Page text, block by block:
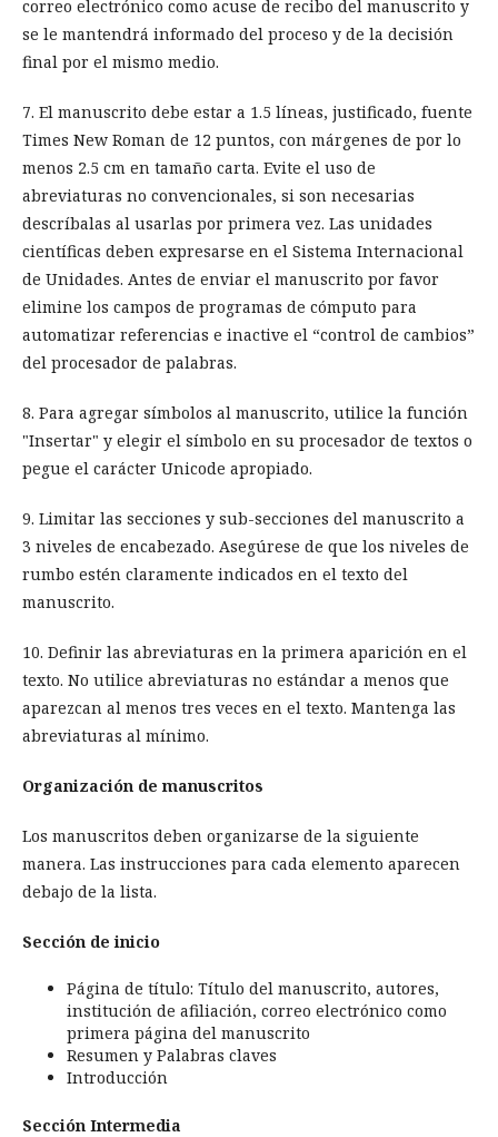
correo electrónico como acuse de recibo del manuscrito y
se le mantendrá informado del proceso y de la decisión
final por el mismo medio.
7. El manuscrito debe estar a 1.5 líneas, justificado, fuente
Times New Roman de 12 puntos, con márgenes de por lo
menos 2.5 cm en tamaño carta. Evite el uso de
abreviaturas no convencionales, si son necesarias
descríbalas al usarlas por primera vez. Las unidades
científicas deben expresarse en el Sistema Internacional
de Unidades. Antes de enviar el manuscrito por favor
elimine los campos de programas de cómputo para
automatizar referencias e inactive el “control de cambios”
del procesador de palabras.
8. Para agregar símbolos al manuscrito, utilice la función
"Insertar" y elegir el símbolo en su procesador de textos o
pegue el carácter Unicode apropiado.
9. Limitar las secciones y sub-secciones del manuscrito a
3 niveles de encabezado. Asegúrese de que los niveles de
rumbo estén claramente indicados en el texto del
manuscrito.
10. Definir las abreviaturas en la primera aparición en el
texto. No utilice abreviaturas no estándar a menos que
aparezcan al menos tres veces en el texto. Mantenga las
abreviaturas al mínimo.
Organización de manuscritos
Los manuscritos deben organizarse de la siguiente
manera. Las instrucciones para cada elemento aparecen
debajo de la lista.
Sección de inicio
Página de título: Título del manuscrito, autores,
institución de afiliación, correo electrónico como
primera página del manuscrito
Resumen y Palabras claves
Introducción
Sección Intermedia